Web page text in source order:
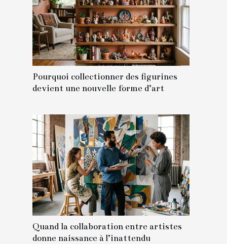
Pourquoi collectionner des figurines
devient une nouvelle forme d’art
Quand la collaboration entre artistes
donne naissance à l’inattendu